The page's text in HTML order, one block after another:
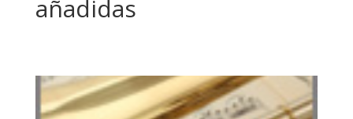
añadidas